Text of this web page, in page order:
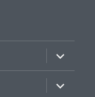
submenu
submenu